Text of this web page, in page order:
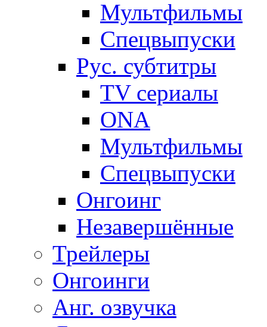
Мультфильмы
Спецвыпуски
Рус. субтитры
TV сериалы
ONA
Мультфильмы
Спецвыпуски
Онгоинг
Незавершённые
Трейлеры
Онгоинги
Анг. озвучка